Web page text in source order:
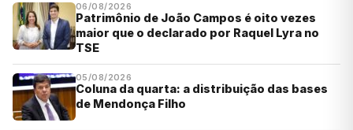
06/08/2026
Patrimônio de João Campos é oito vezes
maior que o declarado por Raquel Lyra no
TSE
05/08/2026
Coluna da quarta: a distribuição das bases
de Mendonça Filho